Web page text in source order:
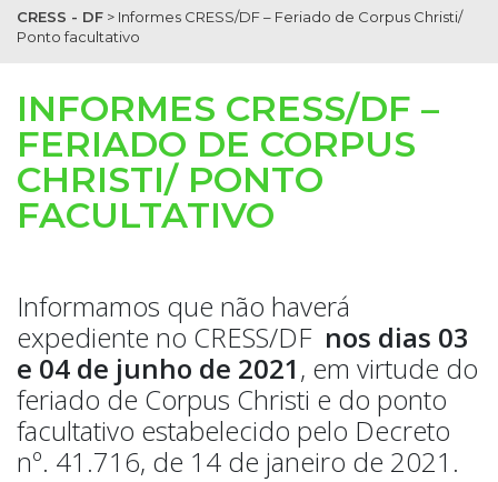
CRESS - DF > Informes CRESS/DF – Feriado de Corpus Christi/
Ponto facultativo
INFORMES CRESS/DF –
FERIADO DE CORPUS
CHRISTI/ PONTO
FACULTATIVO
Informamos que não haverá
expediente no CRESS/DF nos dias 03
e 04 de junho de 2021, em virtude do
feriado de Corpus Christi e do ponto
facultativo estabelecido pelo Decreto
nº. 41.716, de 14 de janeiro de 2021.